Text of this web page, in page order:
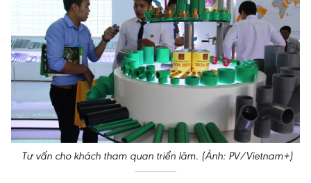
Tư vấn cho khách tham quan triển lãm. (Ảnh: PV/Vietnam+)